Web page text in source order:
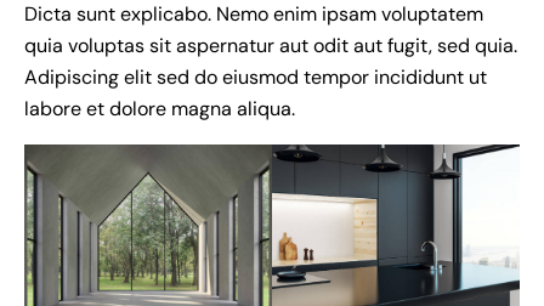
Dicta sunt explicabo. Nemo enim ipsam voluptatem
quia voluptas sit aspernatur aut odit aut fugit, sed quia.
Adipiscing elit sed do eiusmod tempor incididunt ut
labore et dolore magna aliqua.